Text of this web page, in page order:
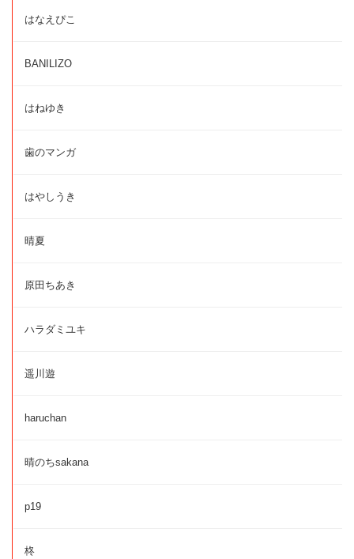
はなえぴこ
BANILIZO
はねゆき
歯のマンガ
はやしうき
晴夏
原田ちあき
ハラダミユキ
遥川遊
haruchan
晴のちsakana
p19
柊